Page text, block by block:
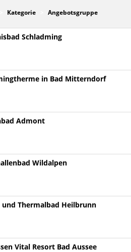
Kategorie Angebotsgruppe
Schladming
in Bad Mitterndorf
Admont
Wildalpen
und Thermalbad Heilbrunn
Vital Resort Bad Aussee